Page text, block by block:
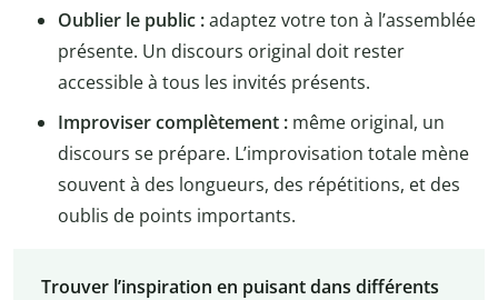
Oublier le public :adaptez votre ton à l’assemblée
présente. Un discours original doit rester
accessible à tous les invités présents.
Improviser complètement : même original, un
discours se prépare. L’improvisation totale mène
souvent à des longueurs, des répétitions, et des
oublis de points importants.
Trouver l’inspiration en puisant dans différents